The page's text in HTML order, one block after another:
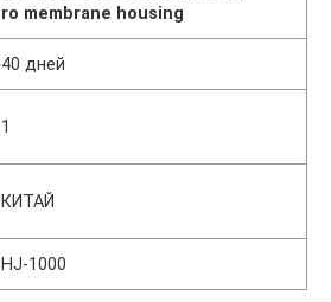
ro membrane housing
40 дней
1
КИТАЙ
HJ-1000